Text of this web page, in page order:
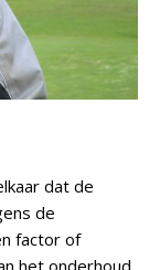
dat de
de
factor of
het onderhoud